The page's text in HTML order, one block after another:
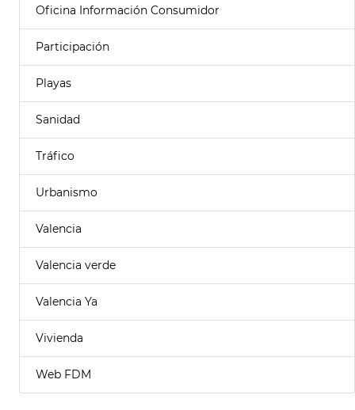
Oficina Información Consumidor
Participación
Playas
Sanidad
Tráfico
Urbanismo
Valencia
Valencia verde
Valencia Ya
Vivienda
Web FDM